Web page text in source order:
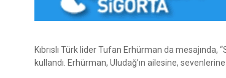
Kıbrıslı Türk lider Tufan Erhürman da mesajında,
kullandı. Erhürman, Uludağ’ın ailesine,